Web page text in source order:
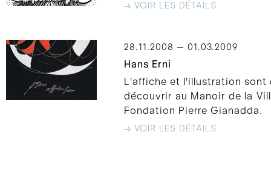
→ VOIR LES DÉTAILS
28.11.2008 — 01.03.2009
Hans Erni
L'affiche et l'illustration
découvrir au Manoir de la
Fondation Pierre Gianadda.
→ VOIR LES DÉTAILS